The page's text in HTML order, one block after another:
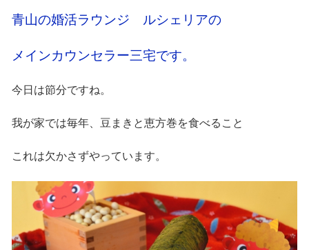
青山の婚活ラウンジ ルシェリアの
メインカウンセラー三宅です。
今日は節分ですね。
我が家では毎年、豆まきと恵方巻を食べること
これは欠かさずやっています。